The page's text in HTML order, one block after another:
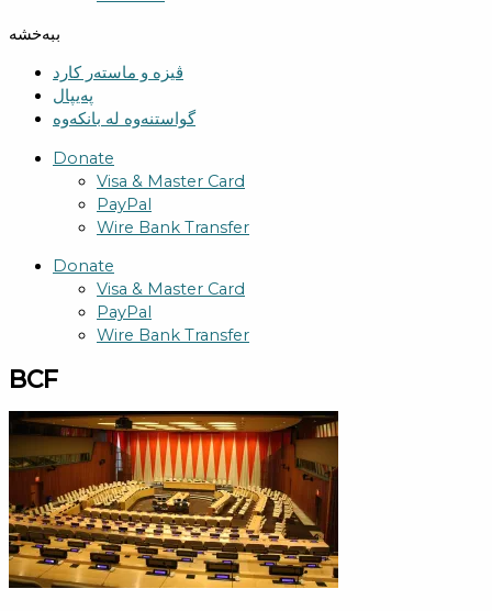
ببەخشە
ڤیزە و ماستەر کارد
پەیپال
گواستنەوە لە بانکەوە
Donate
Visa & Master Card
PayPal
Wire Bank Transfer
Donate
Visa & Master Card
PayPal
Wire Bank Transfer
BCF